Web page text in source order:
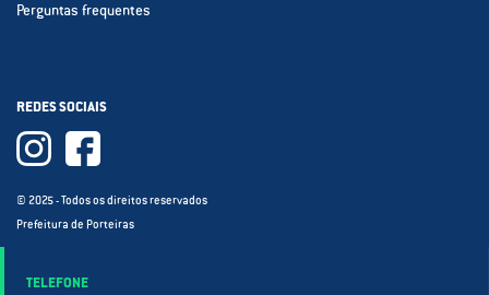
Perguntas frequentes
REDES SOCIAIS
© 2025 - Todos os direitos reservados
Prefeitura de Porteiras
TELEFONE